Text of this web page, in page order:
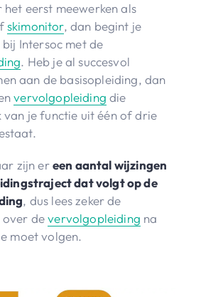
eerst meewerken als
skimonitor, dan begint je
Intersoc met de
. Heb je al succesvol
aan de basisopleiding, dan
vervolgopleiding die
van je functie uit één of drie
zijn ereen aantal wijzingen
dat volgt op de
, dus lees zeker de
over devervolgopleiding na
moet volgen.